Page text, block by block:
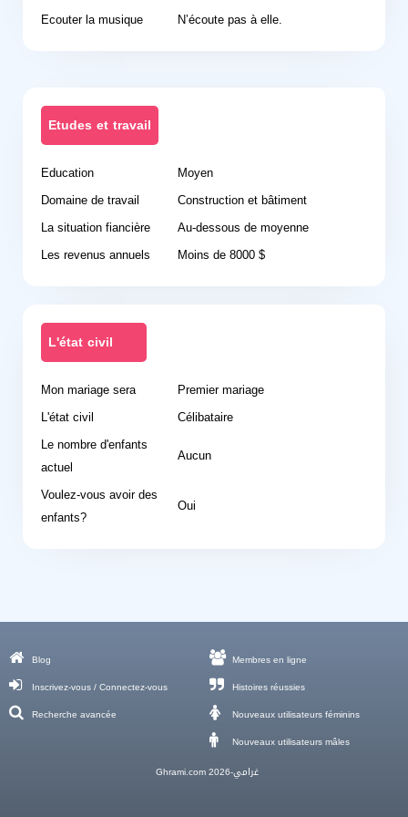
Ecouter la musique
N’écoute pas à elle.
Etudes et travail
Education
Moyen
Domaine de travail
Construction et bâtiment
La situation fiancière
Au-dessous de moyenne
Les revenus annuels
Moins de 8000 $
L'état civil
Mon mariage sera
Premier mariage
L'état civil
Célibataire
Le nombre d'enfants
actuel
Aucun
Voulez-vous avoir des
enfants?
Oui
Blog
Inscrivez-vous / Connectez-vous
Recherche avancée
Membres en ligne
Histoires réussies
Nouveaux utilisateurs féminins
Nouveaux utilisateurs mâles
Ghrami.com غرامي-2026